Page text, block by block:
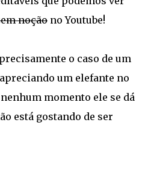
noção no Youtube!
o caso de um
um elefante no
momento ele se dá
está gostando de ser